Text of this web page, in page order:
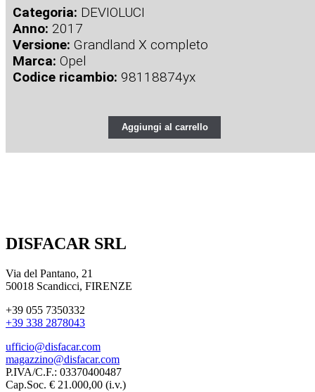
Categoria: DEVIOLUCI
Anno: 2017
Versione: Grandland X completo
Marca: Opel
Codice ricambio: 98118874yx
Aggiungi al carrello
DISFACAR SRL
Via del Pantano, 21
50018 Scandicci, FIRENZE
+39 055 7350332
+39 338 2878043
ufficio@disfacar.com
magazzino@disfacar.com
P.IVA/C.F.: 03370400487
Cap.Soc. € 21.000,00 (i.v.)